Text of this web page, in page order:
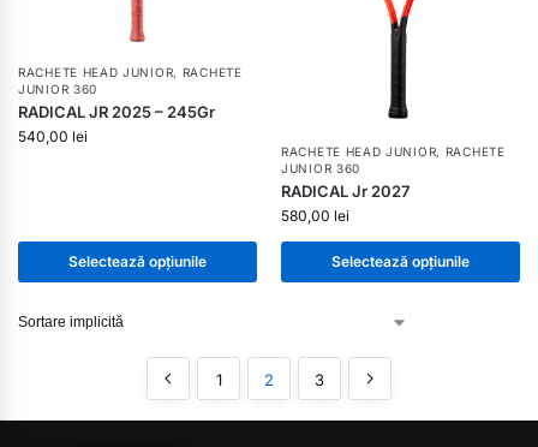
RACHETE HEAD JUNIOR, RACHETE
JUNIOR 360
RADICAL JR 2025 – 245Gr
540,00 lei
Selectează opțiunile
RACHETE HEAD JUNIOR, RACHETE
JUNIOR 360
RADICAL Jr 2027
580,00 lei
Selectează opțiunile
1 2 3